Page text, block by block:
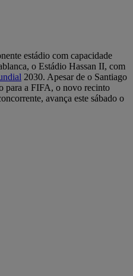
estádio com capacidade
o Estádio Hassan II, com
2030. Apesar de o Santiago
para a FIFA, o novo recinto
avança este sábado o